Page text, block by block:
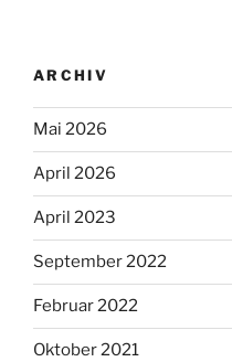
ARCHIV
Mai 2026
April 2026
April 2023
September 2022
Februar 2022
Oktober 2021